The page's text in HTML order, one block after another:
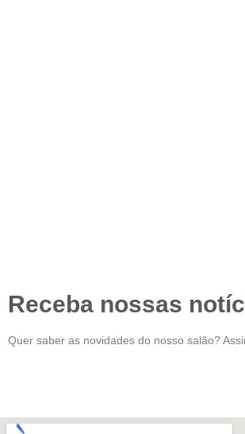
Receba nossas
Quer saber as novidades do nosso salão?